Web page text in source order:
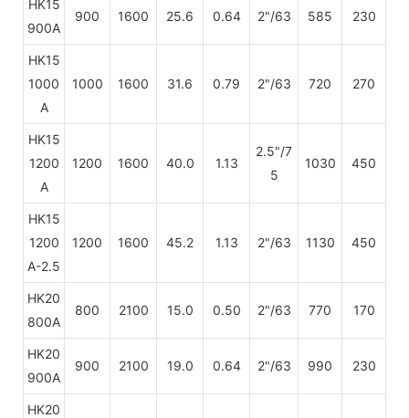
HK15
900A
900 1600 25.6 0.64 2"/63 585 230
HK15
1000
A
1000 1600 31.6 0.79 2"/63 720 270
HK15
1200
A
1200 1600 40.0 1.13
2.5"/7
5
1030 450
HK15
1200
A-2.5
1200 1600 45.2 1.13 2"/63 1130 450
HK20
800A
800 2100 15.0 0.50 2"/63 770 170
HK20
900A
900 2100 19.0 0.64 2"/63 990 230
HK20